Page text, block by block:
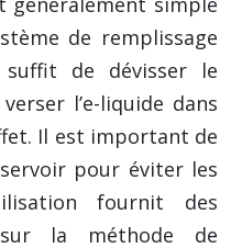
de remplissage
de dévisser le
l’e-liquide dans
Il est important de
pour éviter les
fournit des
la méthode de